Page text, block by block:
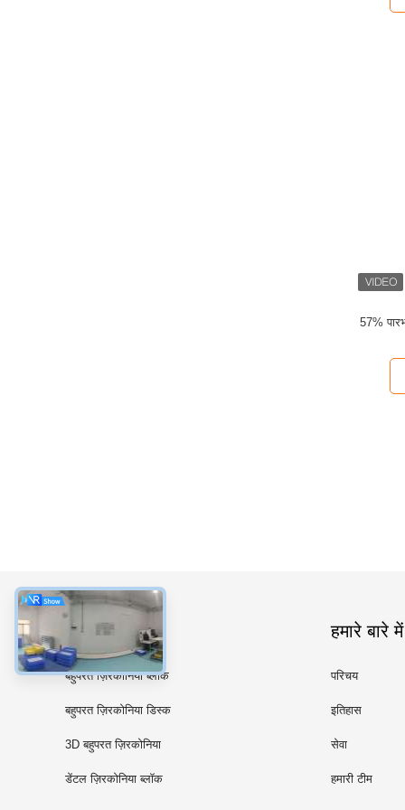
57%
श्रेणियाँ
बहुपरत ज़िरकोनिया ब्लॉक
बहुपरत ज़िरकोनिया डिस्क
3D बहुपरत ज़िरकोनिया
डेंटल ज़िरकोनिया ब्लॉक
हमारे बारे में
परिचय
इतिहास
सेवा
हमारी टीम